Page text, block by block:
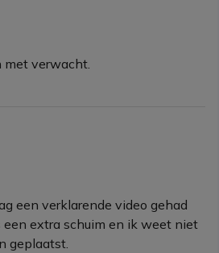
met verwacht.
een verklarende video gehad
een extra schuim en ik weet niet
geplaatst.